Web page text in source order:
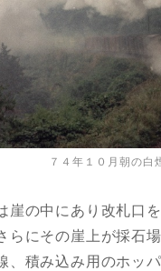
７４年１０月朝の白
崖の中にあり改札口
らにその崖上が採石
、積み込み用のホッ